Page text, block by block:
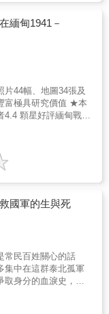
究，而是廣泛參考
書信以及多位德國
盾的詮釋中建立自
雖然具有敘事流暢
研究性格。對想深
斯堡王朝、德意志分
際秩序形成過程的讀
，更是一部兼具深
爭的戰事發展，更
爭爆發與局勢變化的
交史與思想史視
諸侯書信與史家歧見
哈布斯堡盛衰背後的
。
海競爭、外交談判，
具有很重要的指導
詐」是軍事鬥爭中的
就可說是爭勝社會
，那些聲名顯赫的
成功固然令人讚
發跡，卻無不是借
，想常人所想不到，
每一個成功人士總是
關鍵的時刻能夠將競
學技術屬於全人類，
雖然很多人嘴上將
，甚至對「計謀」
用計是陰謀家、野心
撒手鐧」甩出來。
一種思惟形式和行
並沒有善惡之別。
完全由運用者的
因此，《三十六計》
也不為「兵戰」所獨
智謀打開人生局面
《三十六計》中，
譯：古文秒變白
分類：從修身到用
例：歷史人物搭配
分鐘吸收：每則重
學。本書「以道德
以行動為實踐」，透
、識人用人、處世應
的內在力量與外在
果你想在變動的世
身成名的致勝法則
講授謀略的寶典，
為人處世、立身成名
、禮，五者一體，是
的法則，唯有根據
就一番事業。第二
做人之道、識人之
人：人之俊，人之
以能夠脫穎而出，
持信仰，能做到誠摯
義，即「守正」。只
服，為事業發展打
志——君子安身立命
家、研究生或記者
影響力擴張與國際安
中，作者尼可拉斯・
個中共間諜在全球
而指出，在過去五
改變其海外情報手
制」（whole-of-
錢及其他誘因，鼓勵
者包括政府機構、人
公司、中共體系單
次出版於1994 年，被
進行結構性、方法
後即引起國際矚目。
統化總結，首度以
涵蓋美國國會報告、
件、被告供詞與媒
史料價值。針對中
歷史演變、機構結
抽絲剝繭揭露其如何
與政治組織，更具
身分為掩護進行科
緬甸1941－
片44幅、地圖34張及
富極具研究價值 ★本
顆星好評緬甸戰役
的戰役。它是英國
是日軍在陸地上遭
平洋戰爭發生後七
棉，迅速控制全
與疫病中艱困撤
忍的殺戮戰場。緬
一。先經過印度大
濃綠的森林，對眼
卻是病菌的溫床，足
以這場戰爭，除了
是醫療戰。它更是
於空中或是陸上、
國軍的生與死
常民百姓關心的話
集中在這群泰北孤軍
身分的血淚史，本
，報導海外孤軍當